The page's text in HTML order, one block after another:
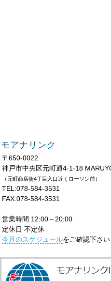
モアナリンク
〒650-0022
神戸市中央区元町通4-1-18
（元町商店街4丁目入口近くローソン前）
TEL:078-584-3531
FAX:078-584-3531
営業時間 12:00～20:00
定休日 不定休
今月のスケジュールをご確認下さい